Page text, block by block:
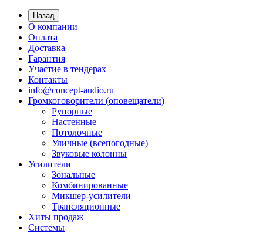
Назад
О компании
Оплата
Доставка
Гарантия
Участие в тендерах
Контакты
info@concept-audio.ru
Громкоговорители (оповещатели)
Рупорные
Настенные
Потолочные
Уличные (всепогодные)
Звуковые колонны
Усилители
Зональные
Комбинированные
Микшер-усилители
Трансляционные
Хиты продаж
Системы